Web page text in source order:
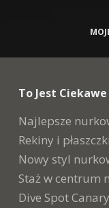
To Jest Ciekawe
Najlepsze
Rekiny i płaszczki
Nowy styl
Staż w centrum
Dive Spot Canary